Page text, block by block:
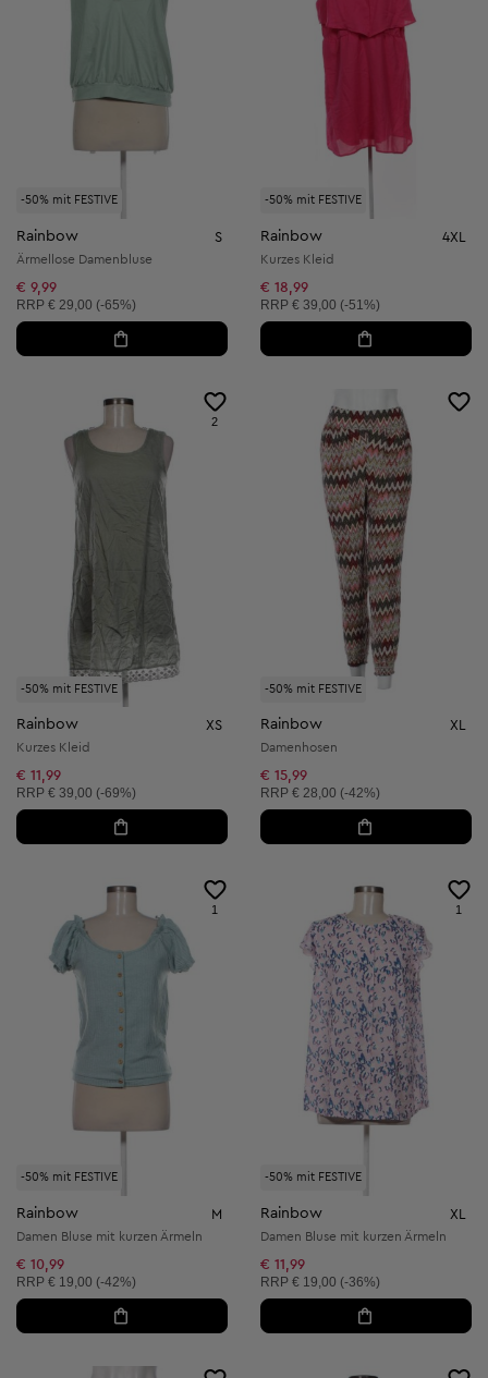
-50% mit FESTIVE
Rainbow S
Ärmellose Damenbluse
€ 9,99
Unverbindliche Preisempfehlung:
RRP € 29,00 (-65%)
-50% mit FESTIVE
Rainbow 4XL
Kurzes Kleid
€ 18,99
Unverbindliche Preisempfehlung:
RRP € 39,00 (-51%)
-50% mit FESTIVE
2
Rainbow XS
Kurzes Kleid
€ 11,99
Unverbindliche Preisempfehlung:
RRP € 39,00 (-69%)
-50% mit FESTIVE
Rainbow XL
Damenhosen
€ 15,99
Unverbindliche Preisempfehlung:
RRP € 28,00 (-42%)
-50% mit FESTIVE
1
Rainbow M
Damen Bluse mit kurzen Ärmeln
€ 10,99
Unverbindliche Preisempfehlung:
RRP € 19,00 (-42%)
-50% mit FESTIVE
1
Rainbow XL
Damen Bluse mit kurzen Ärmeln
€ 11,99
Unverbindliche Preisempfehlung:
RRP € 19,00 (-36%)